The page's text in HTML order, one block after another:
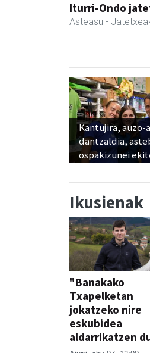
Iturri-Ondo
Asteasu -
Kantujira, auzo-
dantzaldia,
ospakizunei
Ikusienak
"Banakako
Txapelketan
jokatzeko nire
eskubidea
aldarrikatzen